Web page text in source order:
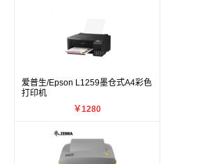
爱普生/Epson L1259墨仓式A4彩色
打印机
￥1280